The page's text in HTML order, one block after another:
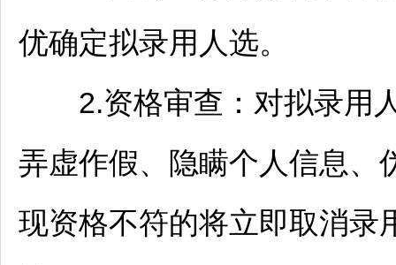
优确定拟录用人选。
2.资格审查：对拟录用人
弄虚作假、隐瞒个人信息、
现资格不符的将立即取消录